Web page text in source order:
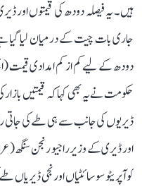
ہیں۔ یہ فیصلہ دودھ کی قیمتوں اور
جاری بات چیت کے درمیان لیا گیا
دودھ کے لیے کم از کم امدادی قیمت
حکومت نے یہ بھی کہا کہ قیمتیں بازار
ڈیریوں کی جانب سے ہی طے کی جاتی
اور ڈیری کے وزیر راجیو رنجن سنگھ
کوآپریٹو سوسائٹیاں اور نجی